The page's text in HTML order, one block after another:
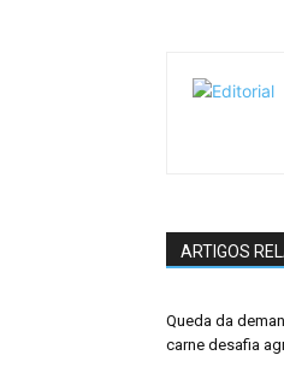
ARTIGOS
Queda da
carne desafia